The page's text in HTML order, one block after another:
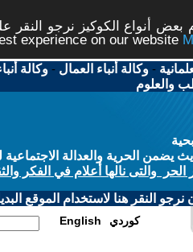
أنواع الكوكيز نرجو النقر
experience on our website
-وكالة أنباء العمال -وكالة
والعلوم
الحرية والعدالة الاجتماعية
والتى نالها أعلام في الفكر
النقر هنا لاستخدام الموقع
English كوردي